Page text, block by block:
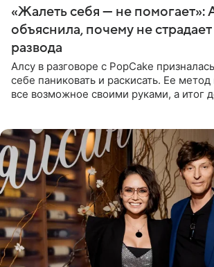
«Жалеть себя — не помогает»:
объяснила, почему не
развода
Алсу в разговоре с PopCake
себе паниковать и раскисать. Ее
все возможное своими руками, а итог